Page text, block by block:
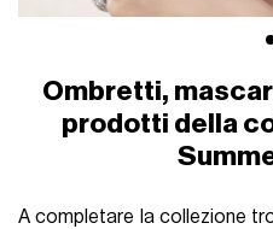
Ombretti,
prodotti della
A completare la collezione